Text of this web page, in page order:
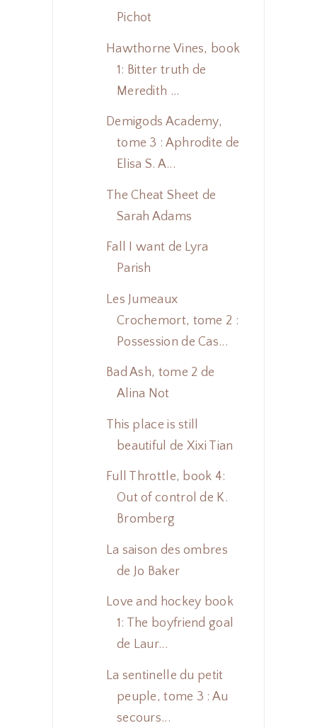
Pichot
Hawthorne Vines, book
1: Bitter truth de
Meredith ...
Demigods Academy,
tome 3 : Aphrodite de
Elisa S. A...
The Cheat Sheet de
Sarah Adams
Fall I want de Lyra
Parish
Les Jumeaux
Crochemort, tome 2 :
Possession de Cas...
Bad Ash, tome 2 de
Alina Not
This place is still
beautiful de Xixi Tian
Full Throttle, book 4:
Out of control de K.
Bromberg
La saison des ombres
de Jo Baker
Love and hockey book
1: The boyfriend goal
de Laur...
La sentinelle du petit
peuple, tome 3 : Au
secours...